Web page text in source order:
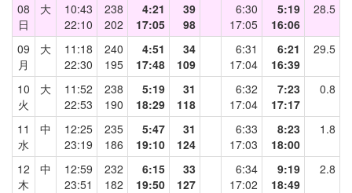
08
日
大
10:43
22:10
238
202
4:21
17:05
39
98
6:30
17:05
5:19
16:06
28.5
09
月
大
11:18
22:30
240
195
4:51
17:48
34
109
6:31
17:04
6:21
16:39
29.5
10
火
大
11:52
22:53
238
190
5:19
18:29
31
118
6:32
17:04
7:23
17:17
0.8
11
水
中
12:25
23:19
235
186
5:47
19:10
31
124
6:33
17:03
8:23
18:00
1.8
12
木
中
12:59
23:51
232
182
6:15
19:50
33
127
6:34
17:02
9:19
18:49
2.8